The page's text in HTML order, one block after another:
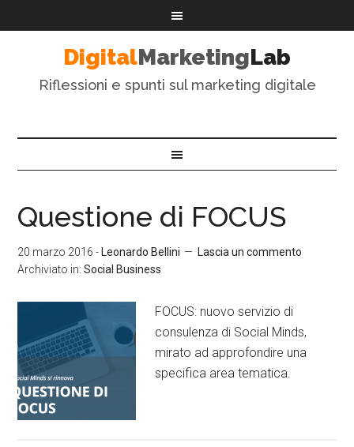
DigitalMarketingLab
Riflessioni e spunti sul marketing digitale
Questione di FOCUS
20 marzo 2016 - Leonardo Bellini
Lascia un commento
Archiviato in:Social Business
FOCUS: nuovo servizio di
consulenza di Social Minds,
mirato ad approfondire una
specifica area tematica.